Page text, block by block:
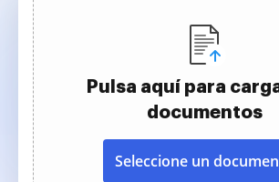
Pulsa aquí para
documentos
Seleccione un